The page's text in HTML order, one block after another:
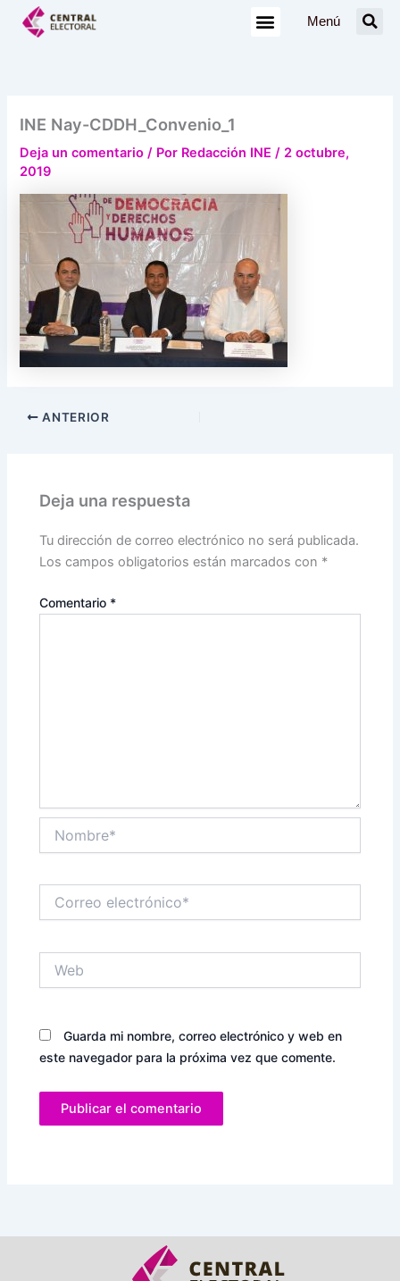
Menú
INE Nay-CDDH_Convenio_1
Deja un comentario / Por Redacción INE/ 2 octubre,
2019
ANTERIOR
Deja una respuesta
Tu dirección de correo electrónico no será publicada.
Los campos obligatorios están marcados con *
Comentario *
electrónico*
Guarda mi nombre, correo electrónico y web en
este navegador para la próxima vez que comente.